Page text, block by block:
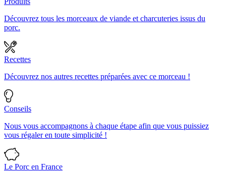
Découvrez tous les morceaux de viande et charcuteries issus du
porc.
Recettes
Découvrez nos autres recettes préparées avec ce morceau !
Conseils
Nous vous accompagnons à chaque étape afin que vous puissiez
vous régaler en toute simplicité !
Le Porc en France